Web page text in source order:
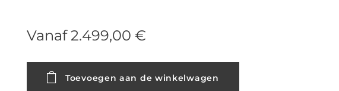
Vanaf2.499,00 €
Toevoegen aan de winkelwagen